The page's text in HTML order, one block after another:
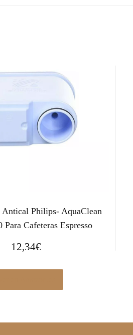
Antical Philips- AquaClean
Para Cafeteras Espresso
12,34€